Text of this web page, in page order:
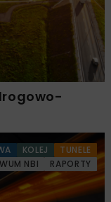
KOLEJ
TUNELE
NBI
RAPORTY